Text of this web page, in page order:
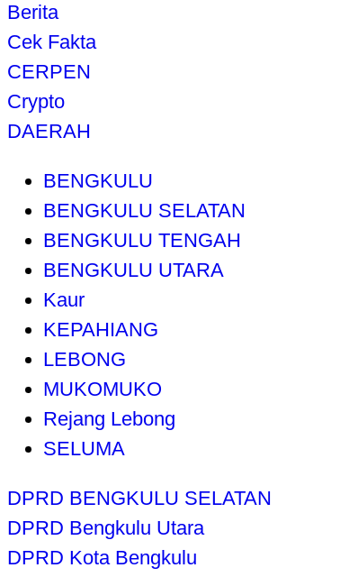
Berita
Cek Fakta
CERPEN
Crypto
DAERAH
BENGKULU
BENGKULU SELATAN
BENGKULU TENGAH
BENGKULU UTARA
Kaur
KEPAHIANG
LEBONG
MUKOMUKO
Rejang Lebong
SELUMA
DPRD BENGKULU SELATAN
DPRD Bengkulu Utara
DPRD Kota Bengkulu